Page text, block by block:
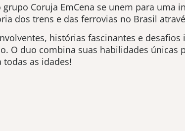
Coruja EmCena se unem para uma
dos trens e das ferrovias no Brasil
histórias fascinantes e
O duo combina suas habilidades únicas
as idades!